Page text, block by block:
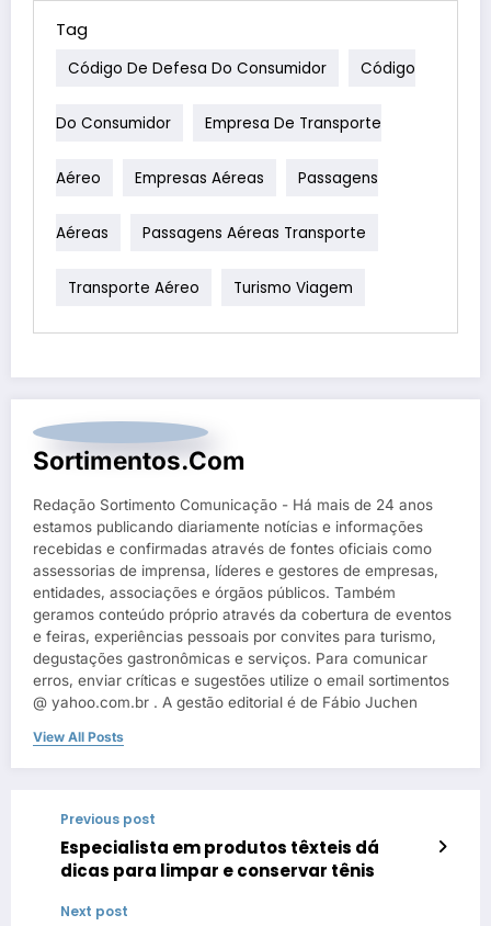
Tag
Código De Defesa Do Consumidor Código
Do Consumidor Empresa De Transporte
Aéreo Empresas Aéreas Passagens
Aéreas Passagens Aéreas Transporte
Transporte Aéreo Turismo Viagem
Sortimentos.com
Redação Sortimento Comunicação - Há mais de 24 anos
estamos publicando diariamente notícias e informações
recebidas e confirmadas através de fontes oficiais como
assessorias de imprensa, líderes e gestores de empresas,
entidades, associações e órgãos públicos. Também
geramos conteúdo próprio através da cobertura de eventos
e feiras, experiências pessoais por convites para turismo,
degustações gastronômicas e serviços. Para comunicar
erros, enviar críticas e sugestões utilize o email sortimentos
@ yahoo.com.br . A gestão editorial é de Fábio Juchen
View All Posts
Previous post
Especialista em produtos têxteis dá
dicas para limpar e conservar tênis
Next post